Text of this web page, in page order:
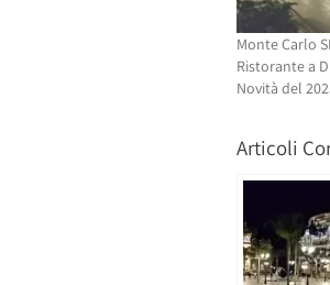
Monte Carlo
Ristorante a
Novità del
Articoli